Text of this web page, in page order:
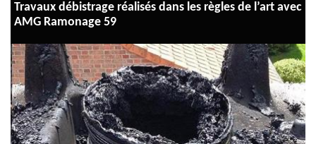
Travaux débistrage réalisés dans les règles de l’art avec
AMG Ramonage 59